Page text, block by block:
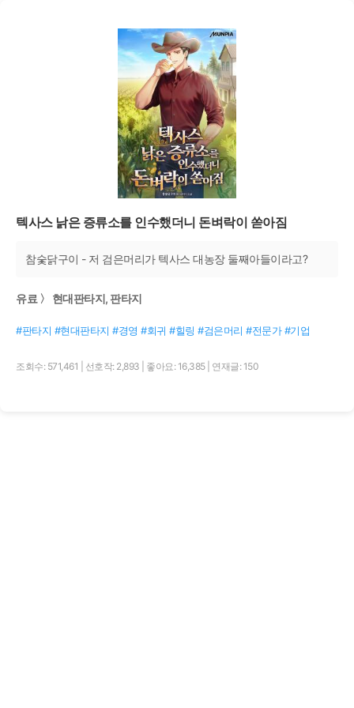
텍사스 낡은 증류소를 인수했더니 돈벼락이 쏟아짐
참숯닭구이 - 저 검은머리가 텍사스 대농장 둘째아들이라고?
유료 〉 현대판타지, 판타지
#판타지 #현대판타지 #경영 #회귀 #힐링 #검은머리 #전문가 #기업
조회수: 571,461 선호작: 2,893 좋아요: 16,385 연재글: 150